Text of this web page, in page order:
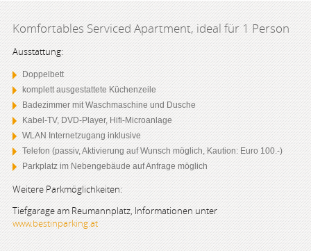
Komfortables Serviced Apartment, ideal für 1 Person
Ausstattung:
Doppelbett
komplett ausgestattete Küchenzeile
Badezimmer mit Waschmaschine und Dusche
Kabel-TV, DVD-Player, Hifi-Microanlage
WLAN Internetzugang inklusive
Telefon (passiv, Aktivierung auf Wunsch möglich, Kaution: Euro 100.-)
Parkplatz im Nebengebäude auf Anfrage möglich
Weitere Parkmöglichkeiten:
Tiefgarage am Reumannplatz, Informationen unter
www.bestinparking.at